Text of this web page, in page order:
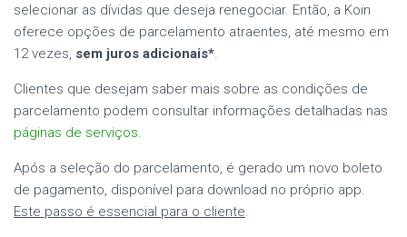
selecionar as dívidas que deseja renegociar. Então, a Koin
oferece opções de parcelamento atraentes, até mesmo em
12 vezes, sem juros adicionais*.
Clientes que desejam saber mais sobre as condições de
parcelamento podem consultar informações detalhadas nas
páginas de serviços.
Após a seleção do parcelamento, é gerado um novo boleto
de pagamento, disponível para download no próprio app.
Este passo é essencial para o cliente.